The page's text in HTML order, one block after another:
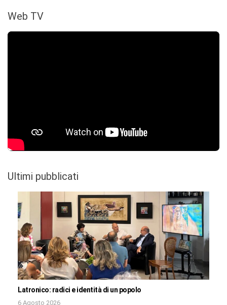
Web TV
Ultimi pubblicati
Latronico: radici e identità di un popolo
6 Agosto 2026